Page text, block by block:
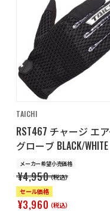
TAICHI
RST467 チャージ エ
グローブ BLACK/WHITE
メーカー希望小売価格
¥4,950（税込）
セール価格
¥3,960（税込）